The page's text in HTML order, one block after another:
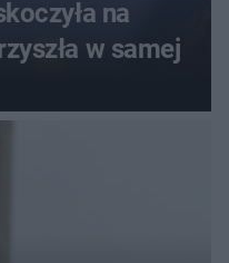
na
w samej